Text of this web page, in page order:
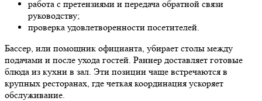
работа с претензиями и передача обратной связи
руководству;
проверка удовлетворенности посетителей.
Бассер, или помощник официанта, убирает столы между
подачами и после ухода гостей. Раннер доставляет готовые
блюда из кухни в зал. Эти позиции чаще встречаются в
крупных ресторанах, где четкая координация ускоряет
обслуживание.